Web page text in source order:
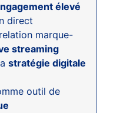
élevé
direct
marque-
streaming
stratégie digitale
outil de